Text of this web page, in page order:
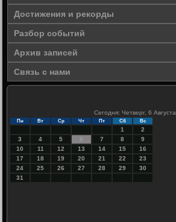
Достижения и рекорды
Разбор событий
Архив записей
Связь с нами
Сегодня: Четверг, 6 Августа
Пн Вт Ср Чт Пт Сб Вс
1
2
3
4 5 6 7 8
9
10
11 12 13 14 15
16
17
18 19 20 21 22
23
24
25 26 27 28 29
30
31